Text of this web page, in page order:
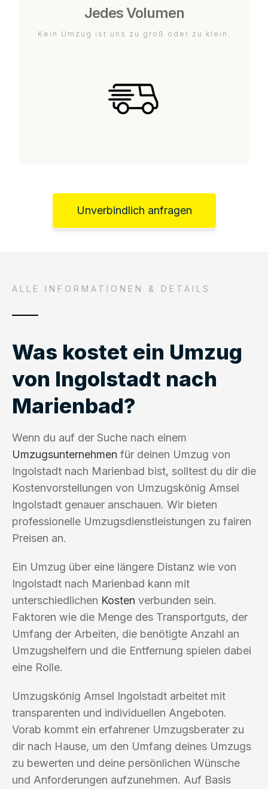
Jedes Volumen
Kein Umzug ist uns zu groß oder zu klein.
Unverbindlich anfragen
ALLE INFORMATIONEN & DETAILS
Was kostet ein Umzug
von Ingolstadt nach
Marienbad?
Wenn du auf der Suche nach einem
Umzugsunternehmen für deinen Umzug von
Ingolstadt nach Marienbad bist, solltest du dir die
Kostenvorstellungen von Umzugskönig Amsel
Ingolstadt genauer anschauen. Wir bieten
professionelle Umzugsdienstleistungen zu fairen
Preisen an.
Ein Umzug über eine längere Distanz wie von
Ingolstadt nach Marienbad kann mit
unterschiedlichen Kosten verbunden sein.
Faktoren wie die Menge des Transportguts, der
Umfang der Arbeiten, die benötigte Anzahl an
Umzugshelfern und die Entfernung spielen dabei
eine Rolle.
Umzugskönig Amsel Ingolstadt arbeitet mit
transparenten und individuellen Angeboten.
Vorab kommt ein erfahrener Umzugsberater zu
dir nach Hause, um den Umfang deines Umzugs
zu bewerten und deine persönlichen Wünsche
und Anforderungen aufzunehmen. Auf Basis